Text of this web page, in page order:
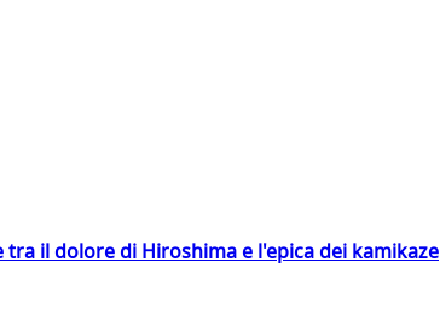
tra il dolore di Hiroshima e l'epica dei kamikaze